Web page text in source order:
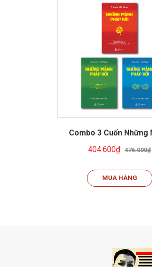
Combo 3 Cuốn Những
404.600₫ 476.000₫
MUA HÀNG